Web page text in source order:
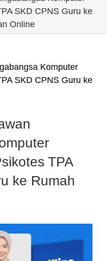
SKD CPNS Guru ke
Online
Komputer
SKD CPNS Guru ke
TPA
ke Rumah